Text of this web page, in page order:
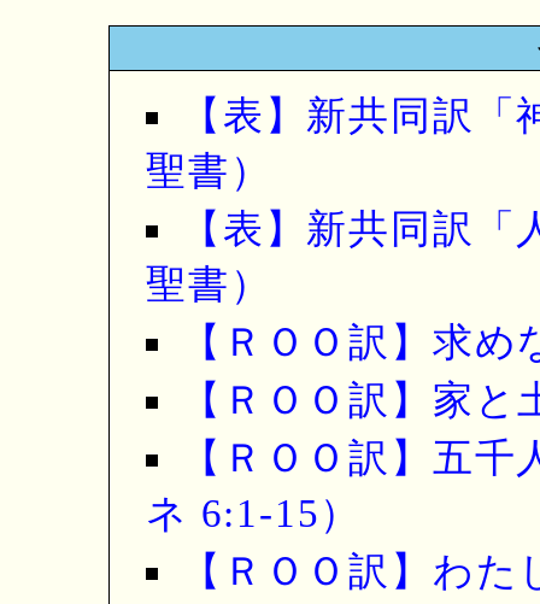
【表】新共同訳
聖書）
【表】新共同訳
聖書）
【ＲＯＯ訳】求
【ＲＯＯ訳】家
【ＲＯＯ訳】五
ネ 6:1-15）
【ＲＯＯ訳】わ